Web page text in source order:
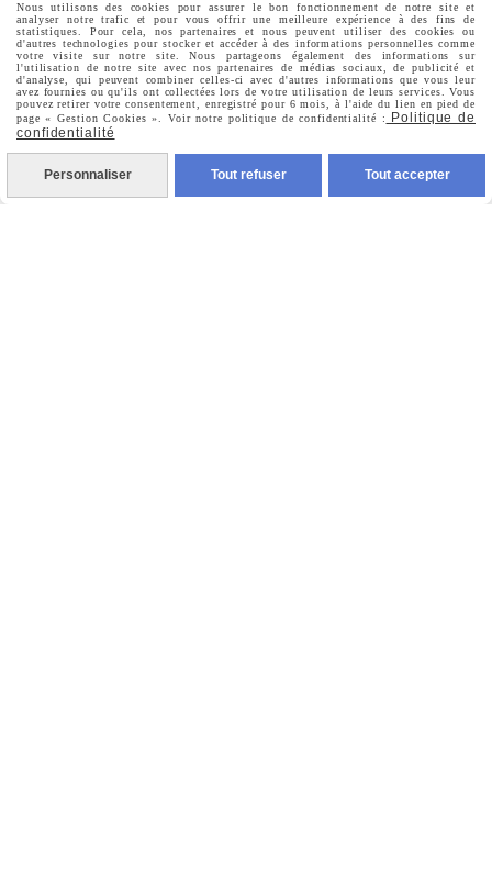
Nous Suivre
Facebook
 Instagram
Nous utilisons des cookies pour assurer le bon fonctionnement de notre site et
analyser notre trafic et pour vous offrir une meilleure expérience à des fins de
statistiques. Pour cela, nos partenaires et nous peuvent utiliser des cookies ou
d'autres technologies pour stocker et accéder à des informations personnelles comme
votre visite sur notre site. Nous partageons également des informations sur
l'utilisation de notre site avec nos partenaires de médias sociaux, de publicité et
d'analyse, qui peuvent combiner celles-ci avec d'autres informations que vous leur
avez fournies ou qu'ils ont collectées lors de votre utilisation de leurs services. Vous
pouvez retirer votre consentement, enregistré pour 6 mois, à l'aide du lien en pied de
page « Gestion Cookies ». Voir notre politique de confidentialité :
Politique de
confidentialité
Personnaliser Tout refuser Tout accepter